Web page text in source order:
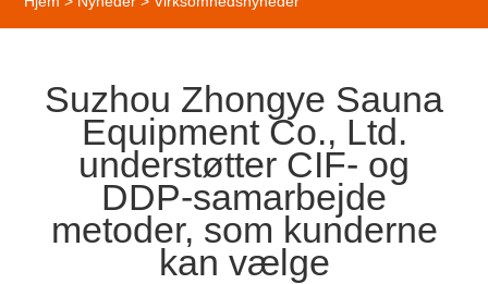
Suzhou Zhongye Sauna
Equipment Co., Ltd.
understøtter CIF- og
DDP-samarbejde
metoder, som kunderne
kan vælge